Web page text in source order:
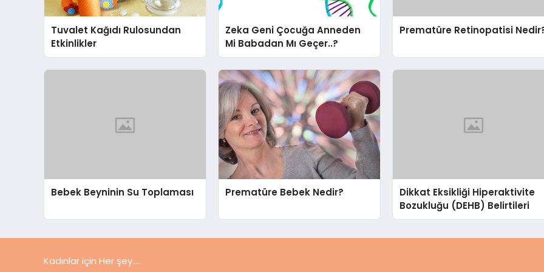
Tuvalet Kağıdı Rulosundan
Etkinlikler
Zeka Geni Çocuğa Anneden
Mi Babadan Mı Geçer..?
Prematüre Retinopatisi
Bebek Beyninin Su Toplaması Prematüre Bebek Nedir?
Dikkat Eksikliği Hiperaktivite
Bozukluğu (DEHB) Belirtileri
Kadınlar için Her şey.....